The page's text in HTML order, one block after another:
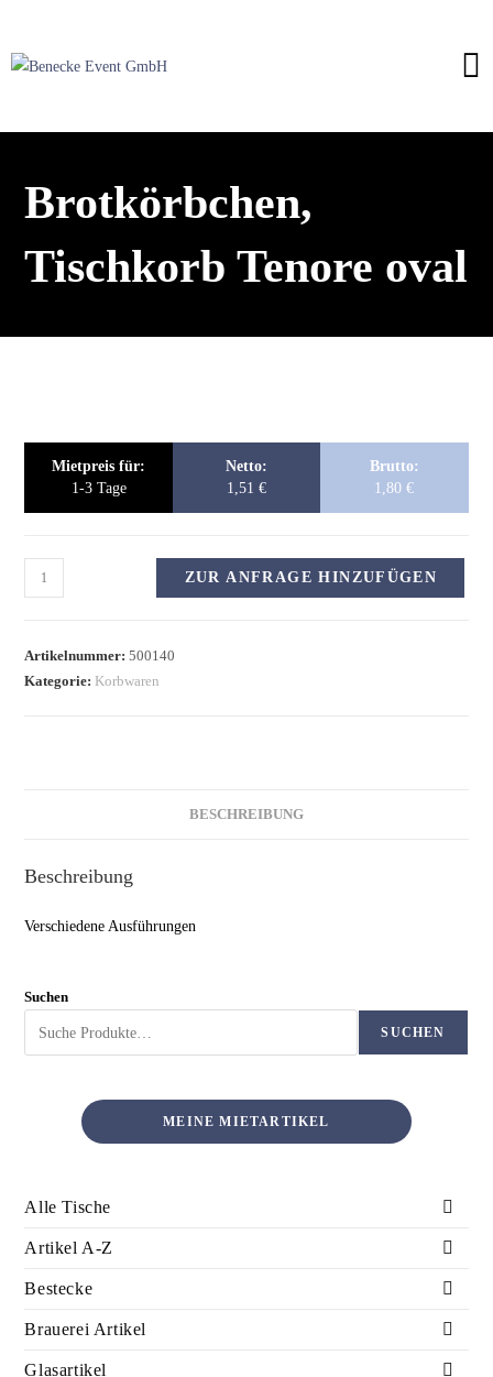
Brotkörbchen,
Tischkorb Tenore oval
Mietpreis für:
1-3 Tage
Netto:
1,51 €
Brutto:
1,80€
ZUR ANFRAGE HINZUFÜGEN
Artikelnummer:500140
Kategorie: Korbwaren
BESCHREIBUNG
Beschreibung
Verschiedene Ausführungen
Suchen
SUCHEN
MEINE MIETARTIKEL
Alle Tische
Artikel A-Z
Bestecke
Brauerei Artikel
Glasartikel